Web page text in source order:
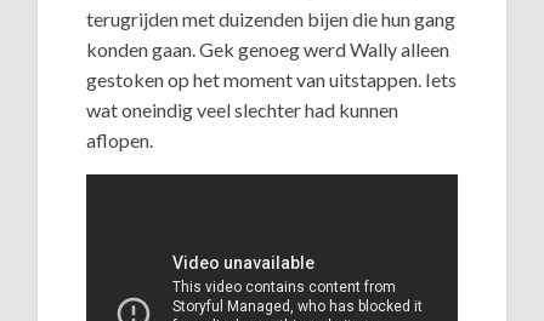
terugrijden met duizenden bijen die hun gang
konden gaan. Gek genoeg werd Wally alleen
gestoken op het moment van uitstappen. Iets
wat oneindig veel slechter had kunnen
aflopen.